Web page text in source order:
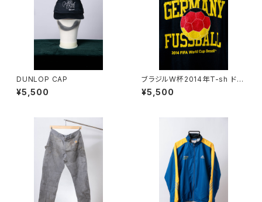
DUNLOP CAP
¥5,500
ブラジルW杯2014年T-sh ドイ
ツ代表
¥5,500